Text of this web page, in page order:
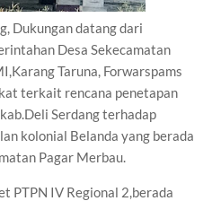
Dukungan datang dari
Desa Sekecamatan
Taruna, Forwarspams
terkait rencana penetapan
Serdang terhadap
kolonial Belanda yang berada
Pagar Merbau.
PTPN IV Regional 2,berada